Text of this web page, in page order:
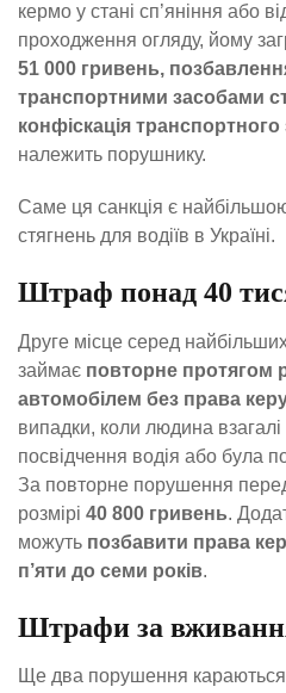
кермо у стані сп’яніння або
проходження огляду, йому
51 000 гривень,
транспортними засобами
конфіскація транспортного
належить порушнику.
Саме ця санкція є
стягнень для водіїв в Україні.
Штраф понад 40
Друге місце серед
займає повторне протягом
автомобілем без права
випадки, коли людина
посвідчення водія або була
За повторне порушення
розмірі 40 800 гривень.
можуть позбавити права
п’яти до семи років.
Штрафи за
Ще два порушення